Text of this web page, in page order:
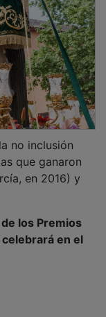
que ganaron
en 2016) y
en el